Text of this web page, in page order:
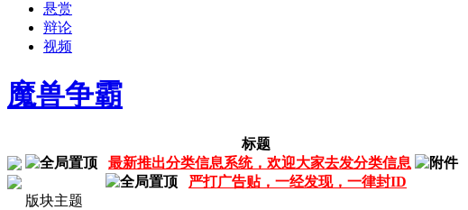
悬赏
辩论
视频
魔兽争霸
标题
最新推出分类信息系统，欢迎大家去发分类信息
严打广告贴，一经发现，一律封ID
版块主题